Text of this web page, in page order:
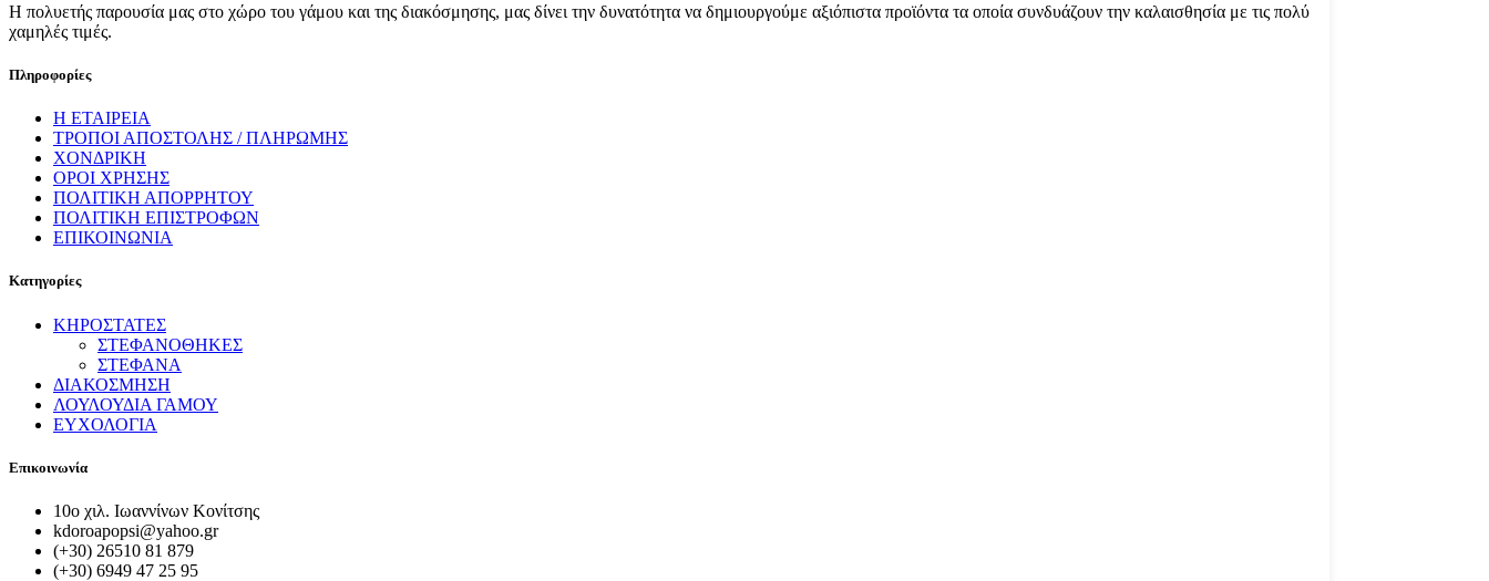
Η πολυετής παρουσία μας στο χώρο του γάμου και της διακόσμησης, μας δίνει την δυνατότητα να δημιουργούμε αξιόπιστα προϊόντα τα οποία συνδυάζουν την καλαισθησία με τις πολύ
χαμηλές τιμές.
Πληροφορίες
Η ΕΤΑΙΡΕΙΑ
ΤΡΟΠΟΙ ΑΠΟΣΤΟΛΗΣ / ΠΛΗΡΩΜΗΣ
ΧΟΝΔΡΙΚΗ
ΟΡΟΙ ΧΡΗΣΗΣ
ΠΟΛΙΤΙΚΗ ΑΠΟΡΡΗΤΟΥ
ΠΟΛΙΤΙΚΗ ΕΠΙΣΤΡΟΦΩΝ
ΕΠΙΚΟΙΝΩΝΙΑ
Κατηγορίες
ΚΗΡΟΣΤΑΤΕΣ
ΣΤΕΦΑΝΟΘΗΚΕΣ
ΣΤΕΦΑΝΑ
ΔΙΑΚΟΣΜΗΣΗ
ΛΟΥΛΟΥΔΙΑ ΓΑΜΟΥ
ΕΥΧΟΛΟΓΙΑ
Επικοινωνία
10ο χιλ. Ιωαννίνων Κονίτσης
kdoroapopsi@yahoo.gr
(+30) 26510 81 879
(+30) 6949 47 25 95